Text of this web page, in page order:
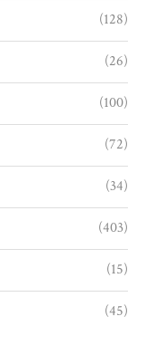
(128)
(26)
(100)
(72)
(34)
(403)
(15)
(45)